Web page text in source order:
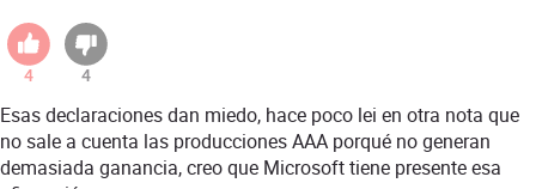
4 4
Esas declaraciones dan miedo, hace poco lei en otra nota que
no sale a cuenta las producciones AAA porqué no generan
demasiada ganancia, creo que Microsoft tiene presente esa